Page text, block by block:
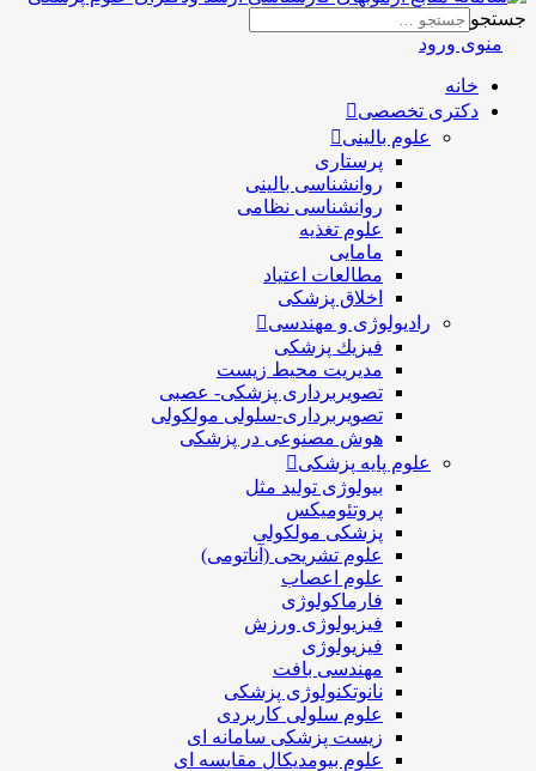
جستجو
منوی ورود
خانه
دکتری تخصصی
علوم بالینی
پرستاری
روانشناسی بالینی
روانشناسی نظامی
علوم تغذیه
مامایی
مطالعات اعتیاد
اخلاق پزشکی
رادیولوژی و مهندسی
فيزيك پزشکی
مدیریت محیط زیست
تصویربرداری پزشکی- عصبی
تصویربرداری-سلولی مولکولی
هوش مصنوعی در پزشکی
علوم پایه پزشکی
بیولوژی تولید مثل
پروتئومیکس
پزشکی مولکولی
علوم تشریحی (آناتومی)
علوم اعصاب
فارماکولوژی
فیزیولوژی ورزش
فیزیولوژی
مهندسی بافت
نانوتکنولوژی پزشکی
علوم سلولی کاربردی
زیست پزشکی سامانه ای
علوم بیومدیکال مقایسه ای